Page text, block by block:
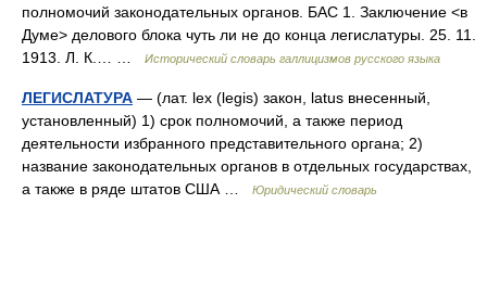
полномочий законодательных органов. БАС 1. Заключение <в
Думе> делового блока чуть ли не до конца легислатуры. 25. 11.
1913. Л. К.… …
Исторический словарь галлицизмов русского языка
ЛЕГИСЛАТУРА — (лат. lex (legis) закон, latus внесенный,
установленный) 1) срок полномочий, а также период
деятельности избранного представительного органа; 2)
название законодательных органов в отдельных государствах,
а также в ряде штатов США …
Юридический словарь